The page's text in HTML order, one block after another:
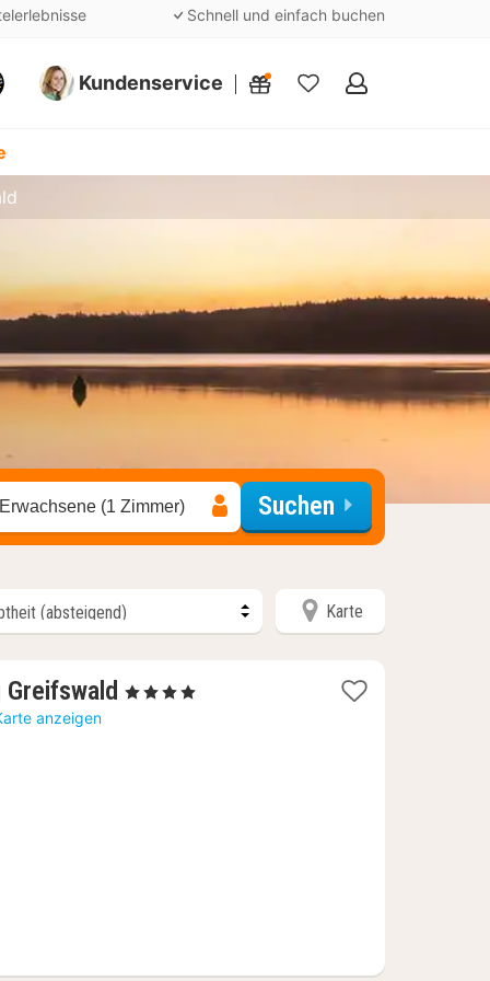
Schnell und einfach buchen
Kundenservice
Meine
(1 Zimmer) Suchen
Karte
1
, 4 Sterne
anzeigen